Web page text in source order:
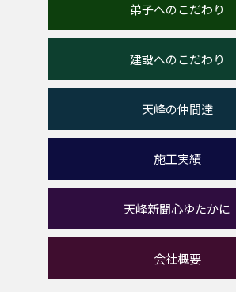
弟子へのこだわり
建設へのこだわり
天峰の仲間達
施工実績
天峰新聞心ゆたかに
会社概要